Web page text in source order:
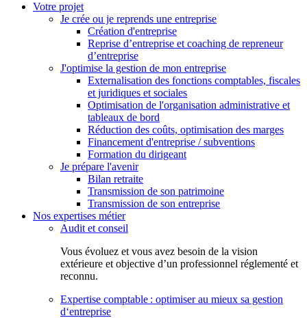
Votre projet
Je crée ou je reprends une entreprise
Création d'entreprise
Reprise d’entreprise et coaching de repreneur
d’entreprise
J'optimise la gestion de mon entreprise
Externalisation des fonctions comptables, fiscales
et juridiques et sociales
Optimisation de l'organisation administrative et
tableaux de bord
Réduction des coûts, optimisation des marges
Financement d'entreprise / subventions
Formation du dirigeant
Je prépare l'avenir
Bilan retraite
Transmission de son patrimoine
Transmission de son entreprise
Nos expertises métier
Audit et conseil
Vous évoluez et vous avez besoin de la vision
extérieure et objective d’un professionnel réglementé et
reconnu.
Expertise comptable : optimiser au mieux sa gestion
d‘entreprise